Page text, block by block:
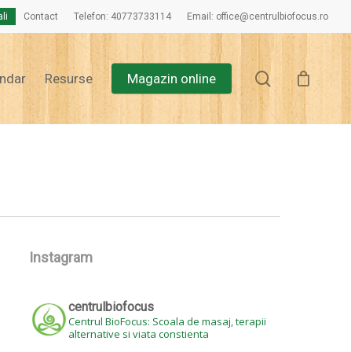
Contact Telefon: 40773733114 Email: office@centrulbiofocus.ro
Resurse Magazin online search
Close
Cart
Instagram
centrulbiofocus
Centrul BioFocus: Scoala de masaj, terapii
alternative si viata constienta